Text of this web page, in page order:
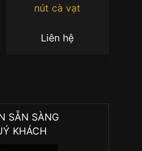
nút cà vạt
Liên hệ
SẴN SÀNG
KHÁCH